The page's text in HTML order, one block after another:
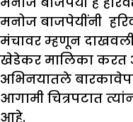
मनोज बाजपेयींनी
मंचावर म्हणून
खेडेकर मालिका करत
अभिनयातले
आगामी चित्रपटात
आहे.